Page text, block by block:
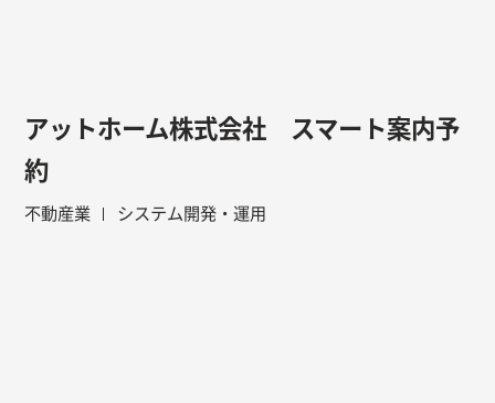
アットホーム株式会社 スマート案内予
約
不動産業 システム開発・運用